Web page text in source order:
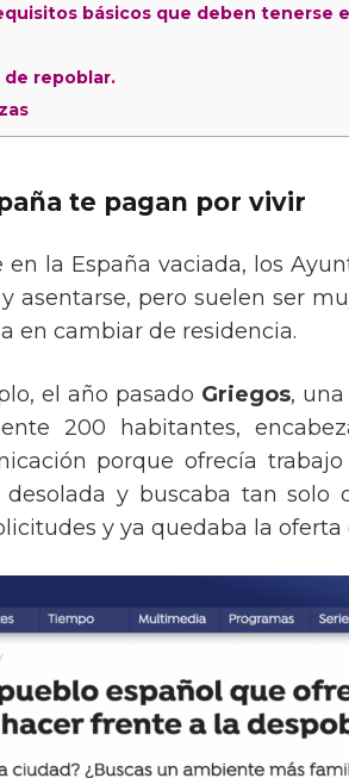
básicos que deben tenerse
de repoblar.
te pagan por vivir
la España vaciada, los
asentarse, pero suelen ser
en cambiar de residencia.
el año pasado Griegos,
200 habitantes,
porque ofrecía trabajo
y buscaba tan solo
y ya quedaba la oferta